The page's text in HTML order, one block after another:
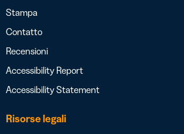
Stampa
Contatto
Recensioni
Accessibility Report
Accessibility Statement
Risorse legali